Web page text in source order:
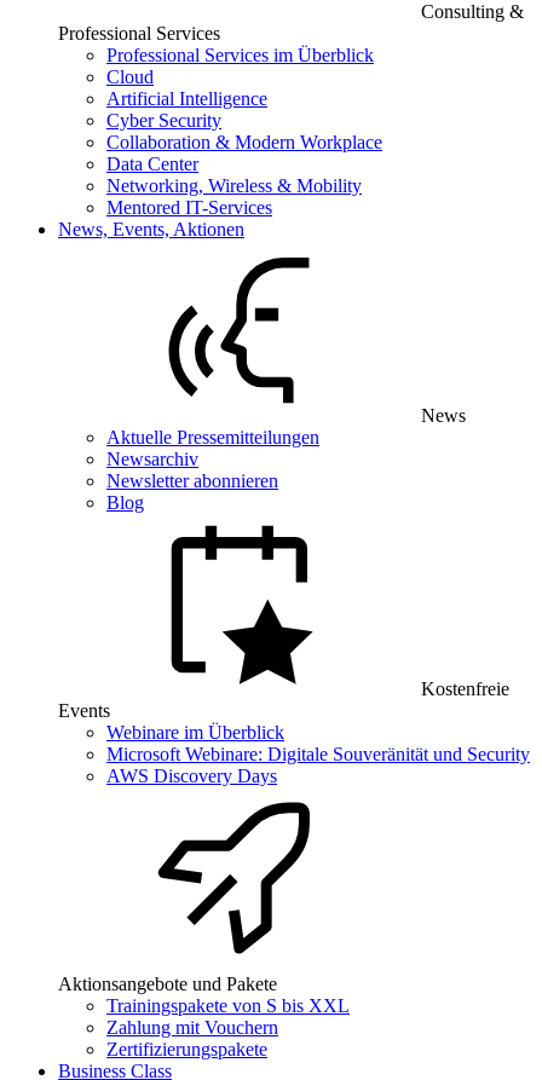
Consulting &
Professional Services
Professional Services im Überblick
Cloud
Artificial Intelligence
Cyber Security
Collaboration & Modern Workplace
Data Center
Networking, Wireless & Mobility
Mentored IT-Services
News, Events, Aktionen
News
Aktuelle Pressemitteilungen
Newsarchiv
Newsletter abonnieren
Blog
Kostenfreie
Events
Webinare im Überblick
Microsoft Webinare: Digitale Souveränität und Security
AWS Discovery Days
Aktionsangebote und Pakete
Trainingspakete von S bis XXL
Zahlung mit Vouchern
Zertifizierungspakete
Business Class